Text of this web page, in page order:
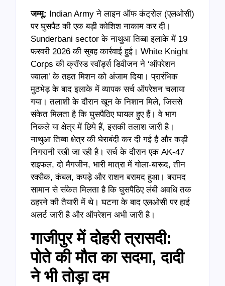
जम्मू:
Indian Army ने लाइन ऑफ कंट्रोल (एलओसी)
पर घुसपैठ की एक बड़ी कोशिश नाकाम कर दी।
Sunderbani sector के नाथुआ तिब्बा इलाके में 19
फरवरी 2026 की सुबह कार्रवाई हुई। White Knight
Corps की क्रॉस्ड स्वॉर्ड्स डिवीजन ने ‘ऑपरेशन
ज्वाला’ के तहत मिशन को अंजाम दिया। प्रारंभिक
मुठभेड़ के बाद इलाके में व्यापक सर्च ऑपरेशन चलाया
गया। तलाशी के दौरान खून के निशान मिले, जिससे
संकेत मिलता है कि घुसपैठिए घायल हुए हैं। वे भाग
निकले या क्षेत्र में छिपे हैं, इसकी तलाश जारी है।
नाथुआ तिब्बा क्षेत्र की घेराबंदी कर दी गई है और कड़ी
निगरानी रखी जा रही है। सर्च के दौरान एक AK-47
राइफल, दो मैगजीन, भारी मात्रा में गोला-बारूद, तीन
रक्सैक, कंबल, कपड़े और राशन बरामद हुआ। बरामद
सामान से संकेत मिलता है कि घुसपैठिए लंबी अवधि तक
ठहरने की तैयारी में थे। घटना के बाद एलओसी पर हाई
अलर्ट जारी है और ऑपरेशन अभी जारी है।
गाजीपुर में दोहरी त्रासदी:
पोते की मौत का सदमा, दादी
ने भी तोड़ा दम